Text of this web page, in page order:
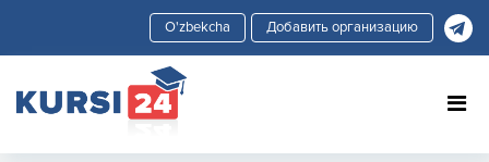
Добавить организацию